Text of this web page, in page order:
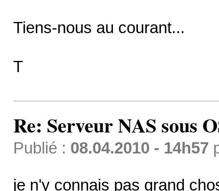
Tiens-nous au courant...
T
Re: Serveur NAS sous
Publié : 08.04.2010 - 14h57
je n'y connais pas grand